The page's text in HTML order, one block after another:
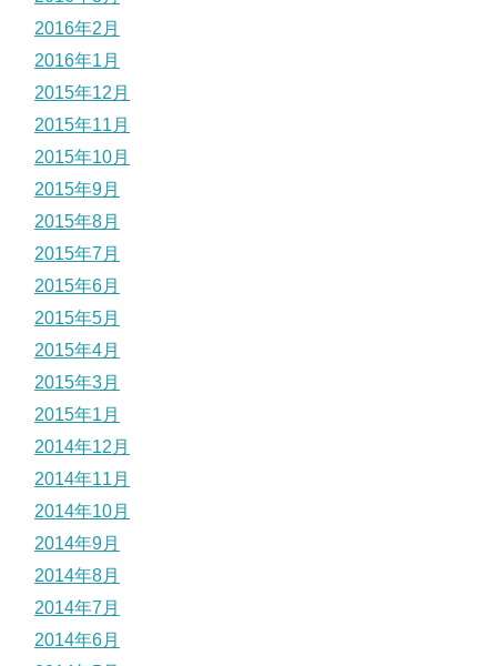
2016年2月
2016年1月
2015年12月
2015年11月
2015年10月
2015年9月
2015年8月
2015年7月
2015年6月
2015年5月
2015年4月
2015年3月
2015年1月
2014年12月
2014年11月
2014年10月
2014年9月
2014年8月
2014年7月
2014年6月